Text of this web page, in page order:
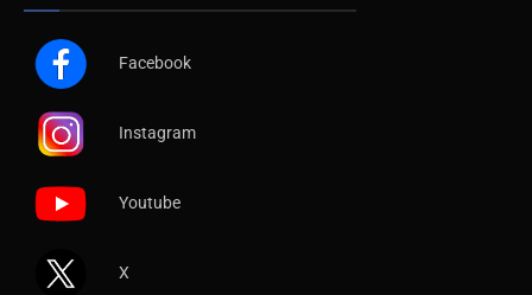
Facebook
Instagram
Youtube
X